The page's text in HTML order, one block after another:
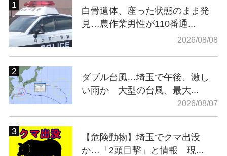
白骨遺体、座った状態のまま発
見…農作業男性が110番通...
2026/08/08
ダブル台風…埼玉で午後、激し
い雨か 大型の台風、最大...
2026/08/07
【危険動物】埼玉でクマ出没
か…「2頭目撃」と情報 現...